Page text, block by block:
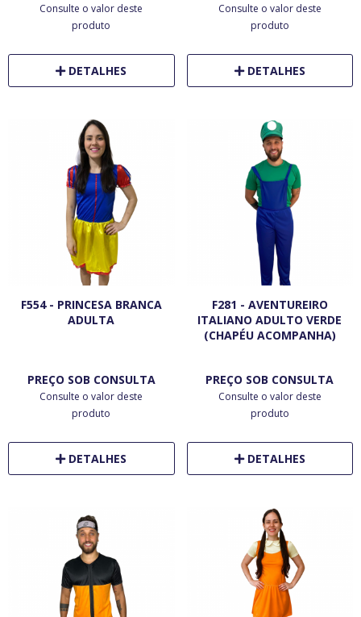
Consulte o valor deste
produto
DETALHES
Consulte o valor deste
produto
DETALHES
F554 - PRINCESA BRANCA
ADULTA
PREÇO SOB CONSULTA
Consulte o valor deste
produto
DETALHES
F281 - AVENTUREIRO
ITALIANO ADULTO VERDE
(CHAPÉU ACOMPANHA)
PREÇO SOB CONSULTA
Consulte o valor deste
produto
DETALHES